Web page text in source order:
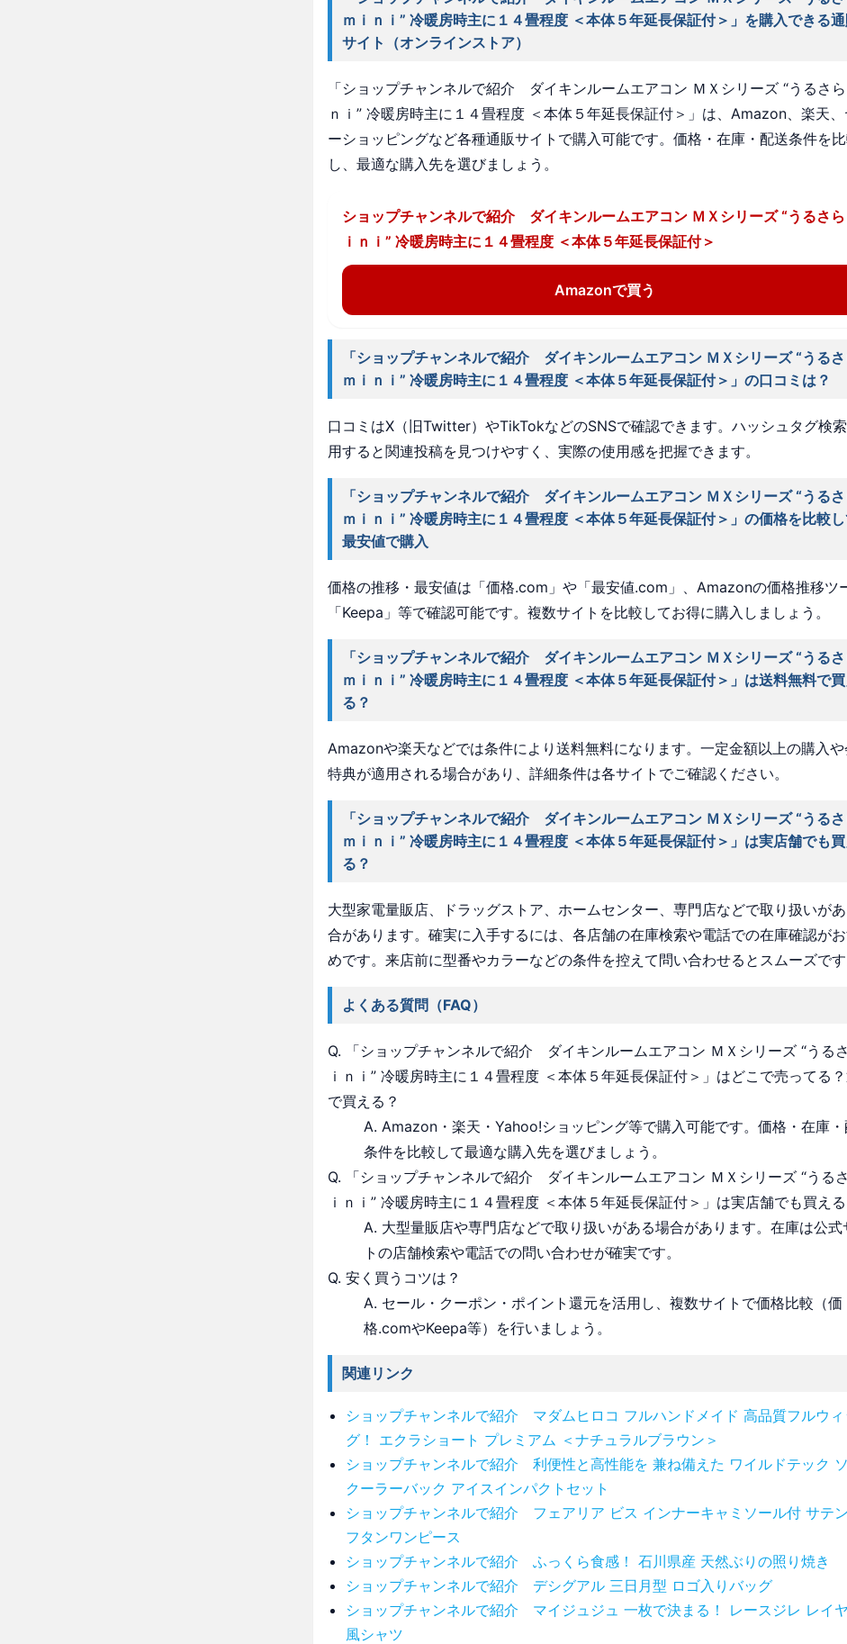
ｍｉｎｉ” 冷暖房時主に１４畳程度 ＜本体５年延長保証付＞」を購入できる
サイト（オンラインストア）
「ショップチャンネルで紹介 ダイキンルームエアコン ＭＸシリーズ “うるさら
ｎｉ” 冷暖房時主に１４畳程度 ＜本体５年延長保証付＞」は、Amazon、楽天、
ーショッピングなど各種通販サイトで購入可能です。価格・在庫・配送条件を
し、最適な購入先を選びましょう。
ショップチャンネルで紹介 ダイキンルームエアコン ＭＸシリーズ “うるさ
ｉｎｉ” 冷暖房時主に１４畳程度 ＜本体５年延長保証付＞
Amazonで買う
「ショップチャンネルで紹介 ダイキンルームエアコン ＭＸシリーズ “うるさ
ｍｉｎｉ” 冷暖房時主に１４畳程度 ＜本体５年延長保証付＞」の口コミは？
口コミはX（旧Twitter）やTikTokなどのSNSで確認できます。ハッシュタグ検
用すると関連投稿を見つけやすく、実際の使用感を把握できます。
「ショップチャンネルで紹介 ダイキンルームエアコン ＭＸシリーズ “うるさ
ｍｉｎｉ” 冷暖房時主に１４畳程度 ＜本体５年延長保証付＞」の価格を比較
最安値で購入
価格の推移・最安値は「価格.com」や「最安値.com」、Amazonの価格推移ツ
「Keepa」等で確認可能です。複数サイトを比較してお得に購入しましょう。
「ショップチャンネルで紹介 ダイキンルームエアコン ＭＸシリーズ “うるさ
ｍｉｎｉ” 冷暖房時主に１４畳程度 ＜本体５年延長保証付＞」は送料無料で買
る？
Amazonや楽天などでは条件により送料無料になります。一定金額以上の購入や
特典が適用される場合があり、詳細条件は各サイトでご確認ください。
「ショップチャンネルで紹介 ダイキンルームエアコン ＭＸシリーズ “うるさ
ｍｉｎｉ” 冷暖房時主に１４畳程度 ＜本体５年延長保証付＞」は実店舗でも買
る？
大型家電量販店、ドラッグストア、ホームセンター、専門店などで取り扱いが
合があります。確実に入手するには、各店舗の在庫検索や電話での在庫確認が
めです。来店前に型番やカラーなどの条件を控えて問い合わせるとスムーズです
よくある質問（FAQ）
Q. 「ショップチャンネルで紹介 ダイキンルームエアコン ＭＸシリーズ “うる
ｉｎｉ” 冷暖房時主に１４畳程度 ＜本体５年延長保証付＞」はどこで売ってる
で買える？
A. Amazon・楽天・Yahoo!ショッピング等で購入可能です。価格・在庫・
条件を比較して最適な購入先を選びましょう。
Q. 「ショップチャンネルで紹介 ダイキンルームエアコン ＭＸシリーズ “うる
ｉｎｉ” 冷暖房時主に１４畳程度 ＜本体５年延長保証付＞」は実店舗でも買える
A. 大型量販店や専門店などで取り扱いがある場合があります。在庫は公式
トの店舗検索や電話での問い合わせが確実です。
Q. 安く買うコツは？
A. セール・クーポン・ポイント還元を活用し、複数サイトで価格比較（価
格.comやKeepa等）を行いましょう。
関連リンク
ショップチャンネルで紹介 マダムヒロコ フルハンドメイド 高品質フルウィ
グ！ エクラショート プレミアム ＜ナチュラルブラウン＞
ショップチャンネルで紹介 利便性と高性能を 兼ね備えた ワイルドテック
クーラーバック アイスインパクトセット
ショップチャンネルで紹介 フェアリア ビス インナーキャミソール付 サテ
フタンワンピース
ショップチャンネルで紹介 ふっくら食感！ 石川県産 天然ぶりの照り焼き
ショップチャンネルで紹介 デシグアル 三日月型 ロゴ入りバッグ
ショップチャンネルで紹介 マイジュジュ 一枚で決まる！ レースジレ レイ
風シャツ